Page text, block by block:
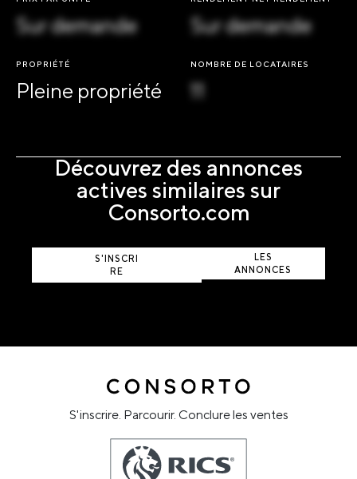
Sur demande Sur demande
PROPRIÉTÉ
Pleine propriété
NOMBRE DE LOCATAIRES
11
Découvrez des annonces
actives similaires sur
Consorto.com
S'INSCRI
RE
LES
ANNONCES
ACTIVES
S'inscrire. Parcourir. Conclure les ventes